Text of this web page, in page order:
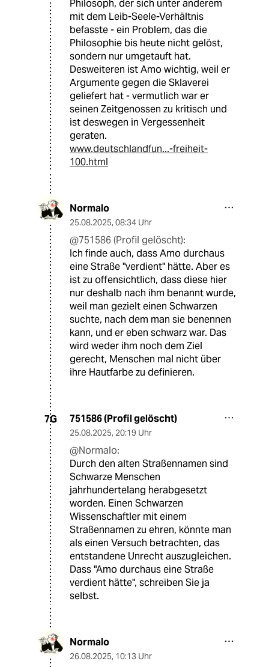
Philosoph, der sich unter anderem
mit dem Leib-Seele-Verhältnis
befasste - ein Problem, das die
Philosophie bis heute nicht gelöst,
sondern nur umgetauft hat.
Desweiteren ist Amo wichtig, weil er
Argumente gegen die Sklaverei
geliefert hat - vermutlich war er
seinen Zeitgenossen zu kritisch und
ist deswegen in Vergessenheit
geraten.
www.deutschlandfun...-freiheit-
100.html
Normalo
25.08.2025, 08:34 Uhr
@751586 (Profil gelöscht):
Ich finde auch, dass Amo durchaus
eine Straße "verdient" hätte. Aber es
ist zu offensichtlich, dass diese hier
nur deshalb nach ihm benannt wurde,
weil man gezielt einen Schwarzen
suchte, nach dem man sie benennen
kann, und er eben schwarz war. Das
wird weder ihm noch dem Ziel
gerecht, Menschen mal nicht über
ihre Hautfarbe zu definieren.
7G 751586 (Profil gelöscht)
25.08.2025, 20:19 Uhr
@Normalo:
Durch den alten Straßennamen sind
Schwarze Menschen
jahrhundertelang herabgesetzt
worden. Einen Schwarzen
Wissenschaftler mit einem
Straßennamen zu ehren, könnte man
als einen Versuch betrachten, das
entstandene Unrecht auszugleichen.
Dass "Amo durchaus eine Straße
verdient hätte", schreiben Sie ja
selbst.
Normalo
26.08.2025, 10:13 Uhr